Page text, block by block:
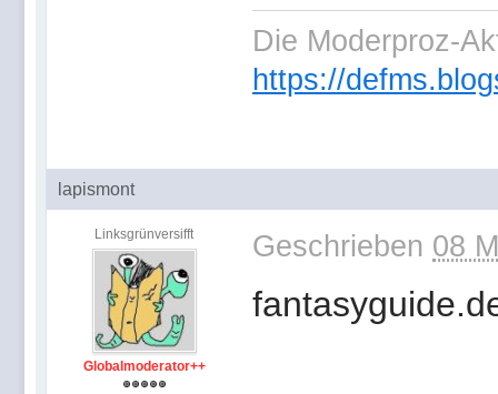
Die Moderproz-
https://
lapismont
Linksgrünversifft
Globalmoderator++
Geschrieben 08